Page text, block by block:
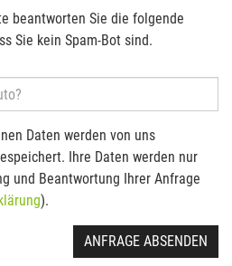
beantworten Sie die folgende
Sie kein Spam-Bot sind.
Daten werden von uns
Ihre Daten werden nur
und Beantwortung Ihrer Anfrage
).
ANFRAGE ABSENDEN